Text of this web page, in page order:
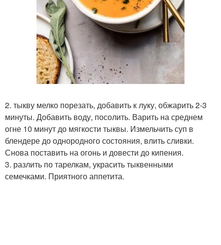
2. тыкву мелко порезать, добавить к луку, обжарить 2-3
минуты. Добавить воду, посолить. Варить на среднем
огне 10 минут до мягкости тыквы. Измельчить суп в
блендере до однородного состояния, влить сливки.
Снова поставить на огонь и довести до кипения.
3. разлить по тарелкам, украсить тыквенными
семечками. Приятного аппетита.